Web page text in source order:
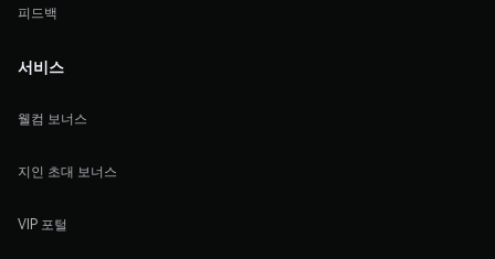
피드백
서비스
웰컴 보너스
지인 초대 보너스
VIP 포털